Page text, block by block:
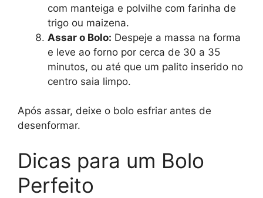
com manteiga e polvilhe com farinha de
trigo ou maizena.
Assar o Bolo: Despeje a massa na forma
e leve ao forno por cerca de 30 a 35
minutos, ou até que um palito inserido no
centro saia limpo.
Após assar, deixe o bolo esfriar antes de
desenformar.
Dicas para um Bolo
Perfeito